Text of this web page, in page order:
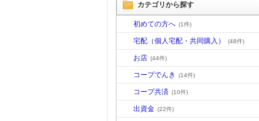
カテゴリから探す
初めての方へ (1件)
宅配（個人宅配・共同購入） (48件)
お店 (44件)
コープでんき (14件)
コープ共済 (10件)
出資金 (22件)